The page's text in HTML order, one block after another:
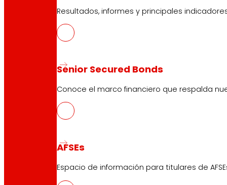
Resultados, informes y principales
Senior Secured Bonds
Conoce el marco financiero que respalda
AFSEs
Espacio de información para titulares de